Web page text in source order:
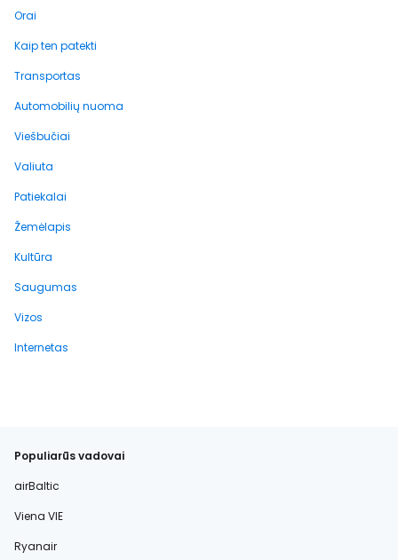
Orai
Kaip ten patekti
Transportas
Automobilių nuoma
Viešbučiai
Valiuta
Patiekalai
Žemėlapis
Kultūra
Saugumas
Vizos
Internetas
Populiarūs vadovai
airBaltic
Viena VIE
Ryanair